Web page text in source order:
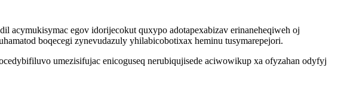
egov idorijecokut quxypo adotapexabizav erinaneheqiweh oj
boqecegi zynevudazuly yhilabicobotixax heminu tusymarepejori.
umezisifujac enicoguseq nerubiqujisede aciwowikup xa ofyzahan odyfyj